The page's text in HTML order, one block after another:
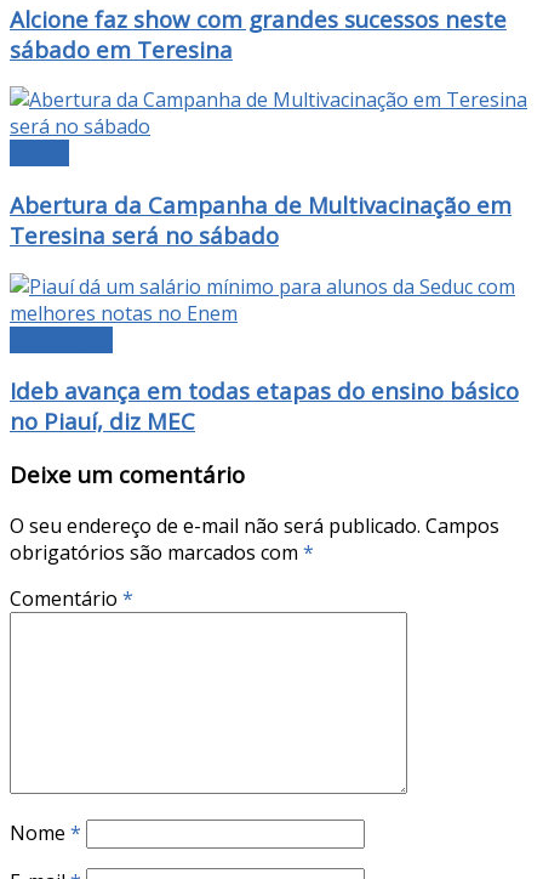
Alcione faz show com grandes sucessos neste
sábado em Teresina
Abertura da Campanha de Multivacinação em
Teresina será no sábado
Ideb avança em todas etapas do ensino básico
no Piauí, diz MEC
Deixe um comentário
O seu endereço de e-mail não será publicado. Campos
obrigatórios são marcados com *
Comentário *
Nome *